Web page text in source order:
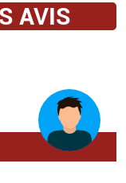
AVIS